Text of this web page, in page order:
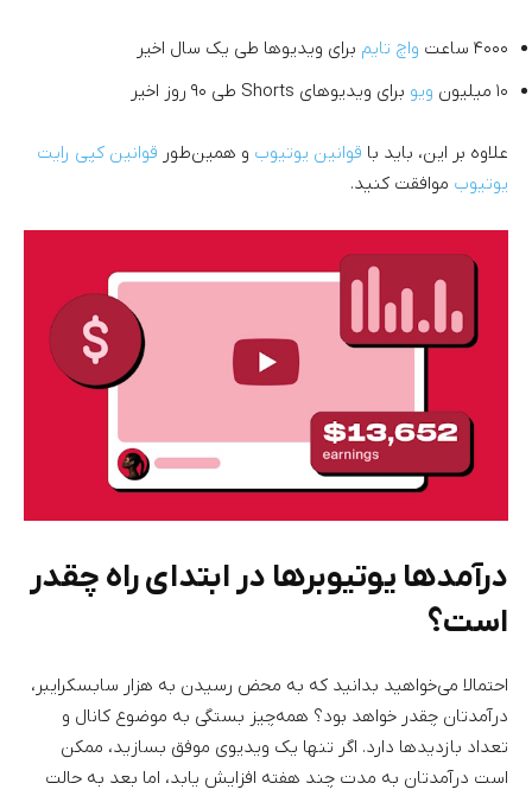
۴۰۰۰ ساعت واچ تایم برای ویدیوها طی یک سال اخیر
۱۰ میلیون
ویو برای ویدیوهای Shorts طی ۹۰ روز اخیر
علاوه بر این، باید با قوانین یوتیوب و همین‌طور قوانین کپی رایت
یوتیوب موافقت کنید.
درآمدها یوتیوبرها در ابتدای راه چقدر
است؟
احتمالا می‌خواهید بدانید که به محض رسیدن به هزار سابسکرایبر،
درآمدتان چقدر خواهد بود؟ همه‌چیز بستگی به موضوع کانال و
تعداد بازدیدها دارد. اگر تنها یک ویدیوی موفق بسازید، ممکن
است درآمدتان به مدت چند هفته افزایش یابد، اما بعد به حالت